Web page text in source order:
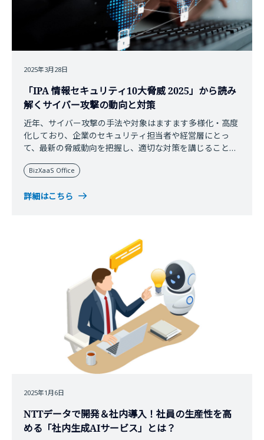
2025年3月28日
「IPA 情報セキュリティ10大脅威 2025」から読み
解くサイバー攻撃の動向と対策
近年、サイバー攻撃の手法や対象はますます多様化・高度
化しており、企業のセキュリティ担当者や経営層にとっ
て、最新の脅威動向を把握し、適切な対策を講じることが
（IPA）が発表した「情報セキュリティ10大脅威 2025」で
案がまとめられています。本コラムでは、この報告書の
BizXaaS Office
詳細はこちら
2025年1月6日
NTTデータで開発＆社内導入！社員の生産性を高
める「社内生成AIサービス」とは？